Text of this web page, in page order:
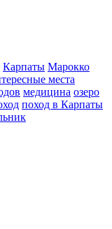
Карпаты Марокко
места
медицина озеро
поход в Карпаты